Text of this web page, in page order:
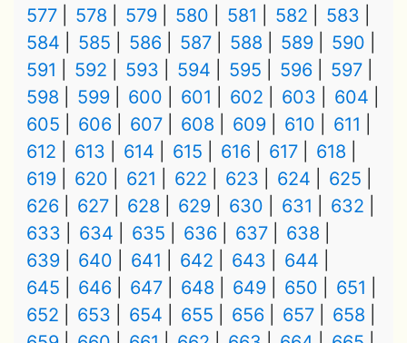
577
578 579 580 581 582
583
584
585 586 587 588 589
590
591
592 593 594 595 596
597
598
599 600 601 602 603
604
605
606 607 608 609 610
611
612
613 614 615 616 617
618
619
620 621 622 623 624
625
626
627 628 629 630 631
632
633
634 635 636 637
638
639
640 641 642 643
644
645
646 647 648 649 650
651
652
653 654 655 656 657
658